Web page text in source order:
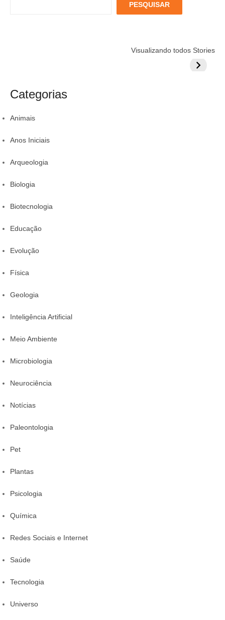
t
r
PESQUISAR
Visualizando todos Stories
rotina
Menopausa e
6 fatores
Categorias
Animais
Anos Iniciais
Arqueologia
Biologia
Biotecnologia
Educação
Evolução
Física
Geologia
Inteligência Artificial
Meio Ambiente
Microbiologia
Neurociência
Notícias
Paleontologia
Pet
Plantas
Psicologia
Química
Redes Sociais e Internet
Saúde
Tecnologia
Universo